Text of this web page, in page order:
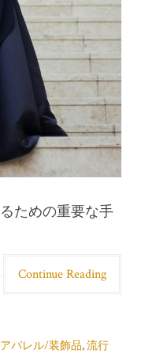
ための重要な手
Continue Reading
パレル/装飾品,流行